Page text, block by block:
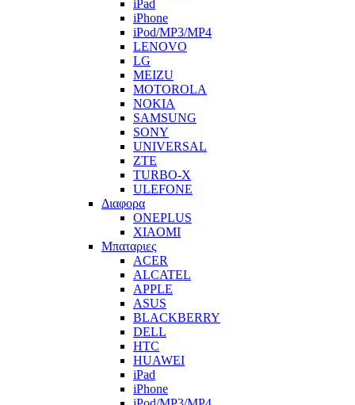
iPad
iPhone
iPod/MP3/MP4
LENOVO
LG
MEIZU
MOTOROLA
NOKIA
SAMSUNG
SONY
UNIVERSAL
ZTE
TURBO-X
ULEFONE
Διαφορα
ONEPLUS
XIAOMI
Μπαταριες
ACER
ALCATEL
APPLE
ASUS
BLACKBERRY
DELL
HTC
HUAWEI
iPad
iPhone